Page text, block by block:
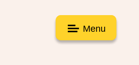
Menu